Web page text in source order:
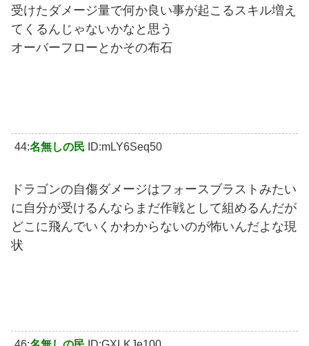
受けたダメージ量で何か良い事が起こるスキル増え
てくるんじゃないかなと思う
オーバーフローとかその布石
44:名無しの民 ID:mLY6Seq50
ドラゴンの自傷ダメージはフォースブラストみたい
に自分が受けるんならまだ作戦として組めるんだが
どこに飛んでいくかわからないのが怖いんだよな現
状